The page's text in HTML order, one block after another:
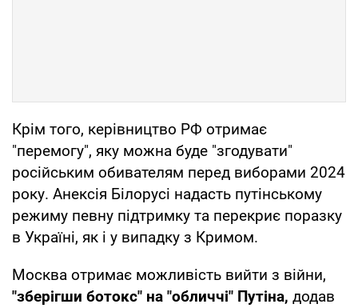
Крім того, керівництво РФ отримає
"перемогу", яку можна буде "згодувати"
російським обивателям перед виборами 2024
року. Анексія Білорусі надасть путінському
режиму певну підтримку та перекриє поразку
в Україні, як і у випадку з Кримом.
Москва отримає можливість вийти з війни,
"зберігши ботокс" на "обличчі" Путіна, додав